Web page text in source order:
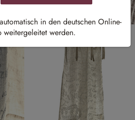
in den deutschen Online-
weitergeleitet werden.